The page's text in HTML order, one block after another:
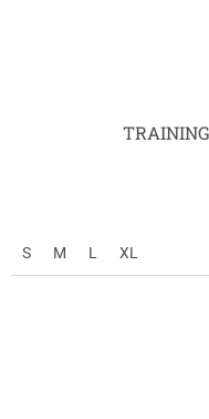
S M L XL